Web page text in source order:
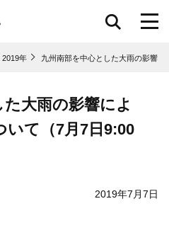
2019年 九州南部を中心とした大雨の影響
大雨の影響によ
いて（7月7日9:00
2019年7月7日